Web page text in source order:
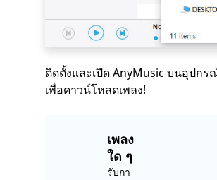
ติดตั้งและเปิด AnyMusic บนอุปก
เพื่อดาวน์โหลดเพลง!
เพลง
ใด ๆ
รับกา